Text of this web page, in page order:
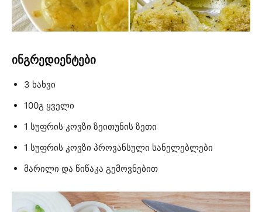
ინგრედიენტები
3 ხახვი
100გ ყველი
1 სუფრის კოვზი ზეითუნის ზეთი
1 სუფრის კოვზი პროვანსული სანელებლები
მარილი და წიწაკა გემოვნებით